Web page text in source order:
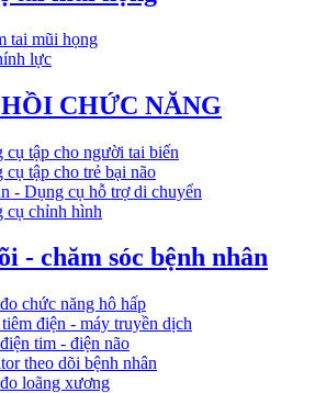
tai mũi họng
lực
CHỨC NĂNG
cụ tập cho người tai biến
cụ tập cho trẻ bại não
- Dụng cụ hỗ trợ di chuyển
cụ chỉnh hình
- chăm sóc bệnh nhân
chức năng hô hấp
điện - máy truyền dịch
tim - điện não
theo dõi bệnh nhân
loãng xương